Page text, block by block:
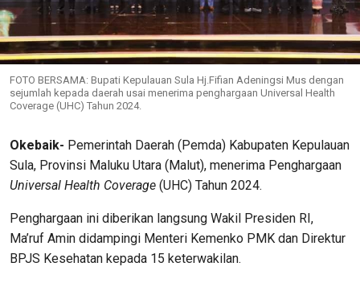
FOTO BERSAMA: Bupati Kepulauan Sula Hj.Fifian Adeningsi Mus dengan
sejumlah kepada daerah usai menerima penghargaan Universal Health
Coverage (UHC) Tahun 2024.
Okebaik- Pemerintah Daerah (Pemda) Kabupaten Kepulauan
Sula, Provinsi Maluku Utara (Malut), menerima Penghargaan
Universal Health Coverage (UHC) Tahun 2024.
Penghargaan ini diberikan langsung Wakil Presiden RI,
Ma’ruf Amin didampingi Menteri Kemenko PMK dan Direktur
BPJS Kesehatan kepada 15 keterwakilan.